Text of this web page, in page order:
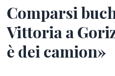
Comparsi
Vittoria a
è dei camion»